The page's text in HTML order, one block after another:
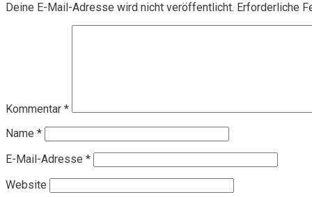
Deine E-Mail-Adresse wird nicht veröffentlicht. Erforderliche
Kommentar *
Name *
E-Mail-Adresse *
Website